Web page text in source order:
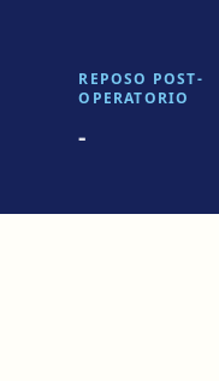
REPOSO POST-
OPERATORIO
-